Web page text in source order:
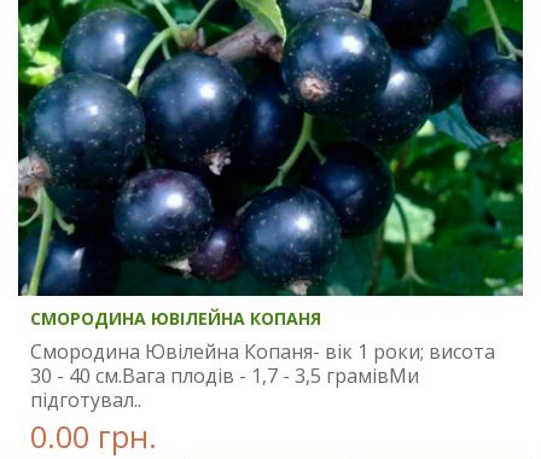
СМОРОДИНА ЮВІЛЕЙНА КОПАНЯ
Смородина Ювілейна Копаня- вік 1 роки; висота
30 - 40 см.Вага плодів - 1,7 - 3,5 грамівМи
підготувал..
0.00 грн.